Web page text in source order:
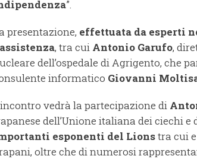
”.
presentazione, effettuata da esperti
, tra cui Antonio Garufo,
dell’ospedale di Agrigento, che
informatico Giovanni
vedrà la partecipazione di
dell’Unione italiana dei ciechi e
esponenti del Lionstra cui e
oltre che di numerosi